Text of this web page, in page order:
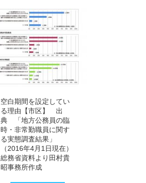
空白期間を設定してい
る理由【市区】 出
典 「地方公務員の臨
時・非常勤職員に関す
る実態調査結果」
（2016年4月1日現在）
総務省資料より田村貴
昭事務所作成